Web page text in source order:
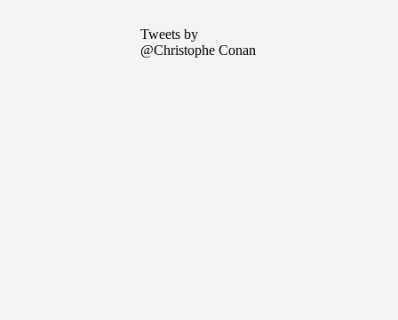
Tweets by
@Christophe Conan